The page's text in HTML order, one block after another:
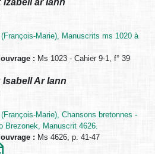
(François-Marie), Manuscrits ms 1020 à
: Ms 1023 - Cahier 9-1, f° 39
Isabell Ar Iann
(François-Marie), Chansons bretonnes -
Brezonek, Manuscrit 4626.
: Ms 4626, p. 41-47